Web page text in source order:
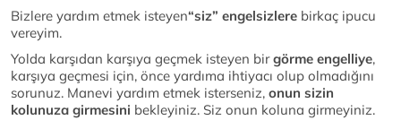
Bizlere yardım etmek isteyen“siz” engelsizlere birkaç ipucu
vereyim.
Yolda karşıdan karşıya geçmek isteyen birgörme engelliye,
karşıya geçmesi için, önce yardıma ihtiyacı olup olmadığını
sorunuz. Manevi yardım etmek isterseniz, onun sizin
kolunuza girmesini bekleyiniz. Siz onun koluna girmeyiniz.